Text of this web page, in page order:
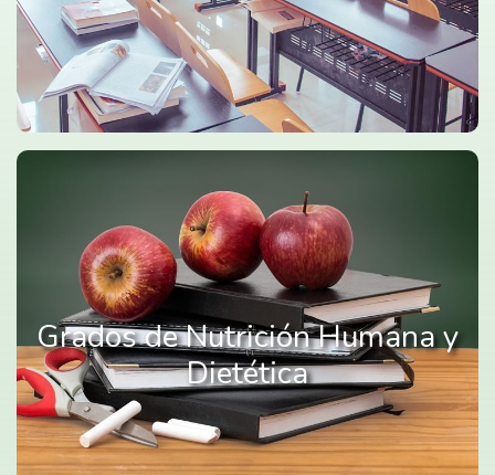
Grados de Nutrición Humana y
Dietética